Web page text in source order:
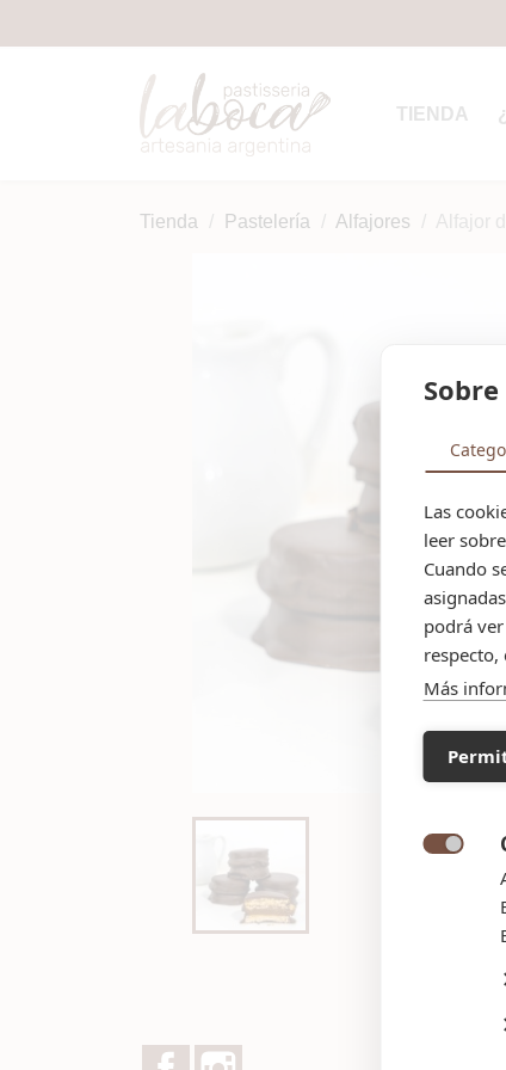
TIENDA
Tienda Pastelería Alfajores Alfajor
Facebook
Las
leer
Cuando
podrá
respecto,
Más